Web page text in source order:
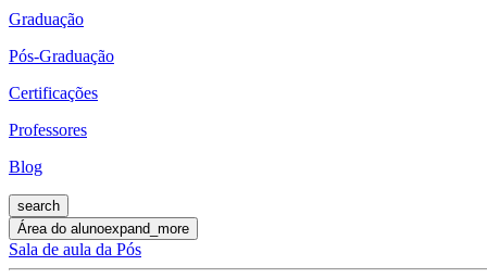
Graduação
Pós-Graduação
Certificações
Professores
Blog
search
Área do alunoexpand_more
Sala de aula da Pós